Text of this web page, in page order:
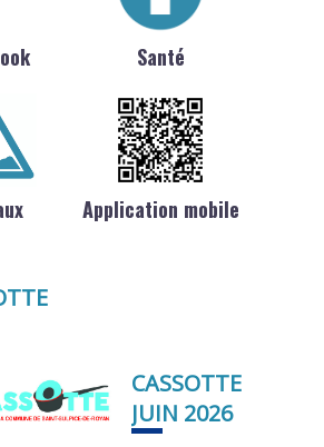
Santé
Application mobile
CASSOTTE
JUIN 2026